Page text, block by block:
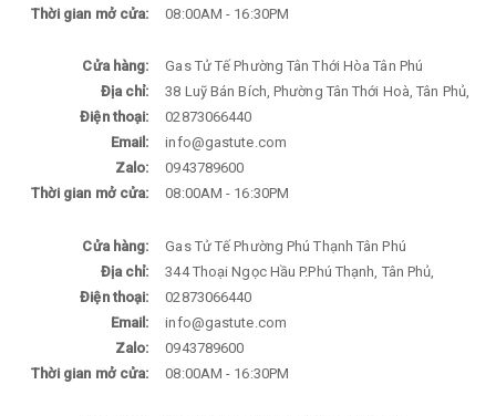
Thời gian mở cửa:
08:00AM - 16:30PM
Cửa hàng:
Gas Tử Tế Phường Tân Thới Hòa Tân Phú
Địa chỉ:
38 Luỹ Bán Bích, Phường Tân Thới Hoà, Tân Phủ,
Điện thoại:
02873066440
Email:
info@gastute.com
Zalo:
0943789600
Thời gian mở cửa:
08:00AM - 16:30PM
Cửa hàng:
Gas Tử Tế Phường Phú Thạnh Tân Phú
Địa chỉ:
344 Thoại Ngọc Hầu P.Phú Thạnh, Tân Phủ,
Điện thoại:
02873066440
Email:
info@gastute.com
Zalo:
0943789600
Thời gian mở cửa:
08:00AM - 16:30PM